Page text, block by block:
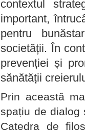
contextul
important,
pentru
societății. În
prevenției și
sănătății
Prin această
spațiu de dialog
Catedra de